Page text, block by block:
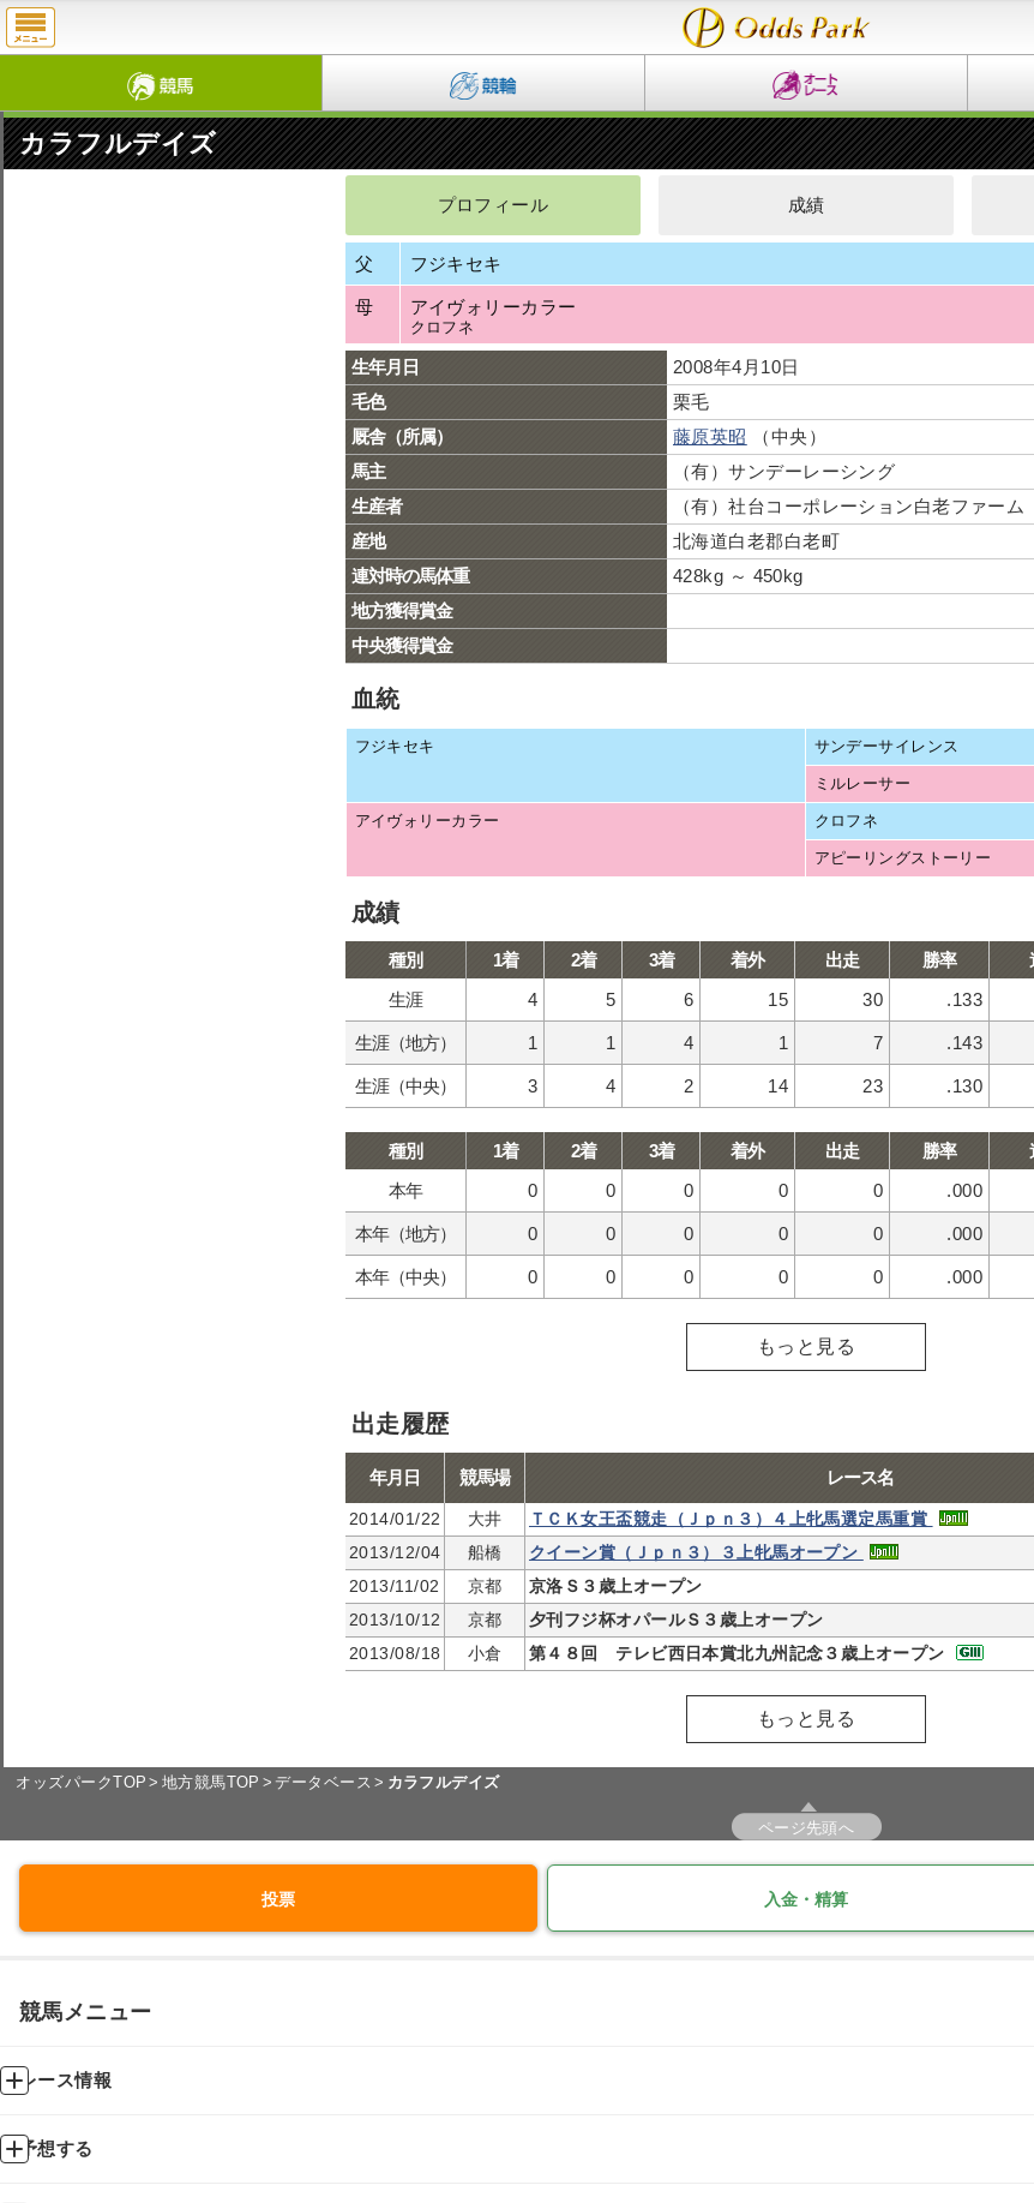
カラフルデイズ
プロフィール 成績
父 フジキセキ
母 アイヴォリーカラー
クロフネ
生年月日
2008年4月10日
毛色
栗毛
厩舎（所属）
藤原英昭
（中央）
馬主
（有）サンデーレーシング
生産者
（有）社台コーポレーション白老ファーム
産地
北海道白老郡白老町
連対時の馬体重
428kg ～ 450kg
地方獲得賞金
中央獲得賞金
血統
フジキセキ サンデーサイレンス
ミルレーサー
アイヴォリーカラー クロフネ
アピーリングストーリー
成績
種別 1着 2着 3着 着外 出走 勝率
生涯
4 5 6 15 30 .133
生涯（地方） 1 1 4 1 7 .143
生涯（中央） 3 4 2 14 23 .130
種別 1着 2着 3着 着外 出走 勝率
本年
0 0 0 0 0 .000
本年（地方） 0 0 0 0 0 .000
本年（中央） 0 0 0 0 0 .000
もっと見る
出走履歴
年月日 競馬場 レース名
2014/01/22 大井 ＴＣＫ女王盃競走（Ｊｐｎ３）４上牝馬選定馬重賞
2013/12/04
船橋 クイーン賞（Ｊｐｎ３）３上牝馬オープン
2013/11/02
京都 京洛Ｓ３歳上オープン
2013/10/12
京都 夕刊フジ杯オパールＳ３歳上オープン
2013/08/18
小倉 第４８回 テレビ西日本賞北九州記念３歳上オープン
もっと見る
オッズパークTOP 地方競馬TOP データベース カラフルデイズ
ページ先頭へ
投票 入金・精算
競馬メニュー
レース情報
予想する